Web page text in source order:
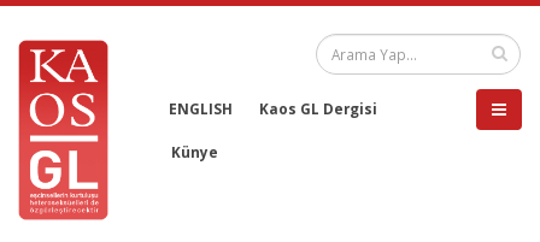
ENGLISH Kaos GL Dergisi
Künye